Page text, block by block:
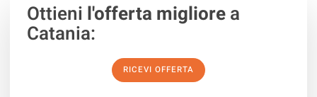
Ottieni l'offerta migliorea
Catania:
RICEVI OFFERTA